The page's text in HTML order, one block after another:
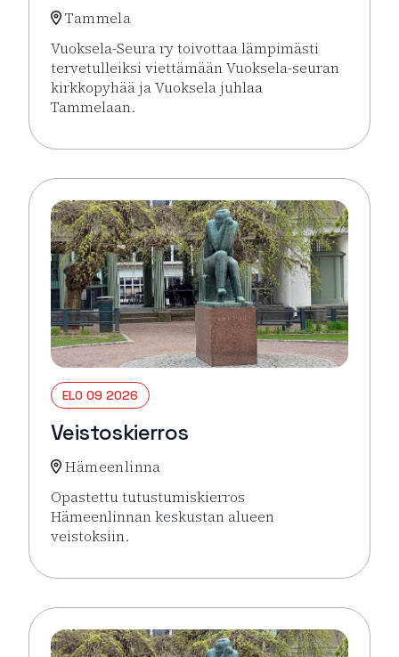
Tammela
Vuoksela-Seura ry toivottaa lämpimästi
tervetulleiksi viettämään Vuoksela-seuran
kirkkopyhää ja Vuoksela juhlaa
Tammelaan.
ELO 09 2026
Veistoskierros
Hämeenlinna
Opastettu tutustumiskierros
Hämeenlinnan keskustan alueen
veistoksiin.